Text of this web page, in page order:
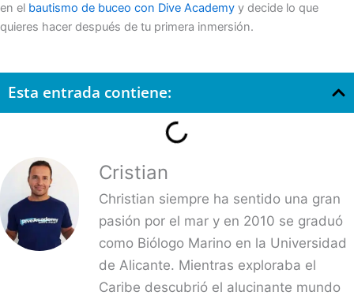
en el bautismo de buceo con Dive Academy y decide lo que
quieres hacer después de tu primera inmersión.
Esta entrada contiene:
Cristian
Christian siempre ha sentido una gran
pasión por el mar y en 2010 se graduó
como Biólogo Marino en la Universidad
de Alicante. Mientras exploraba el
Caribe descubrió el alucinante mundo